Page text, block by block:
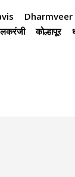
कोल्हापूर